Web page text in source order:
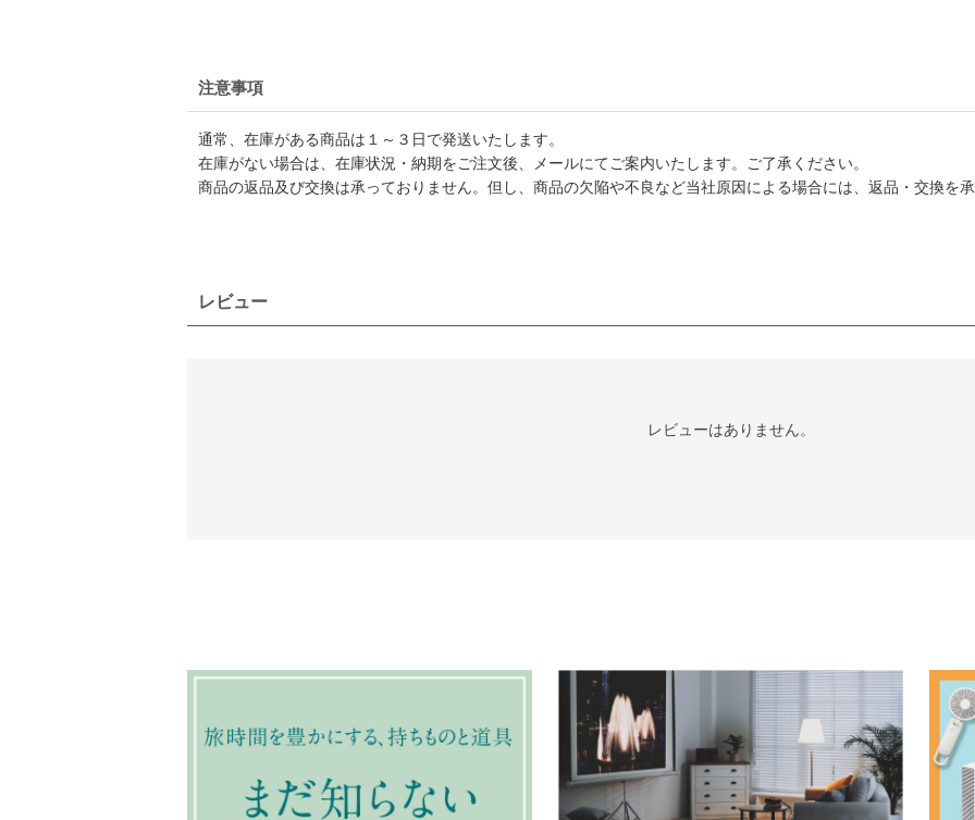
注意事項
通常、在庫がある商品は１～３日で発送いたします。
在庫がない場合は、在庫状況・納期をご注文後、メールにてご案内いたします。ご了承ください。
商品の返品及び交換は承っておりません。但し、商品の欠陥や不良など当社原因による場合には、返品・交換を
レビュー
レビューはありません。